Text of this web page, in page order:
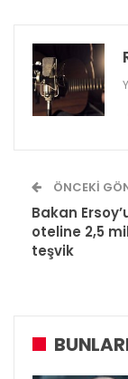
ÖNCEKI
Bakan
oteline 2,5
teşvik